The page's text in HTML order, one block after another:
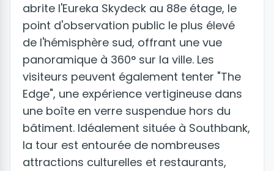
abrite l'Eureka Skydeck au 88e étage, le
point d'observation public le plus élevé
de l'hémisphère sud, offrant une vue
panoramique à 360° sur la ville. Les
visiteurs peuvent également tenter "The
Edge", une expérience vertigineuse dans
une boîte en verre suspendue hors du
bâtiment. Idéalement située à Southbank,
la tour est entourée de nombreuses
attractions culturelles et restaurants,